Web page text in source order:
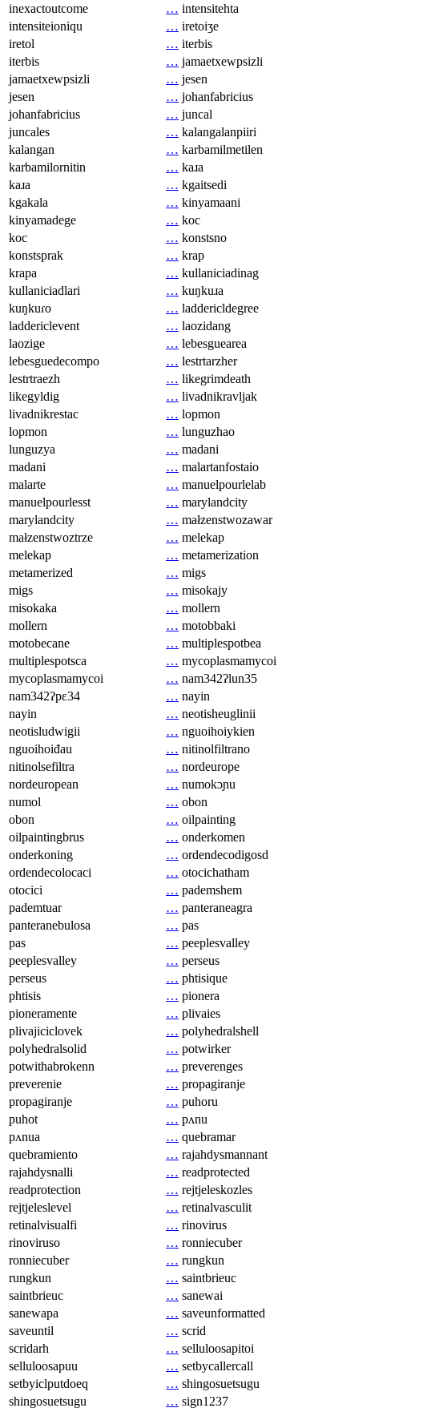
inexactoutcome
… intensitehta
intensiteioniqu
… iretoiʒe
iretol
… iterbis
iterbis
… jamaetxewpsizli
jamaetxewpsizli
… jesen
jesen
… johanfabricius
johanfabricius
… juncal
juncales
… kalangalanpiiri
kalangan
… karbamilmetilen
karbamilornitin
… kaɹa
kaɹa
… kgaitsedi
kgakala
… kinyamaani
kinyamadege
… koc
koc
… konstsno
konstsprak
… krap
krapa
… kullaniciadinag
kullaniciadlari
… kuŋkuɹa
kuŋkuɾo
… laddericldegree
laddericlevent
… laozidang
laozige
… lebesguearea
lebesguedecompo
… lestrtarzher
lestrtraezh
… likegrimdeath
likegyldig
… livadnikravljak
livadnikrestac
… lopmon
lopmon
… lunguzhao
lunguzya
… madani
madani
… malartanfostaio
malarte
… manuelpourlelab
manuelpourlesst
… marylandcity
marylandcity
… małzenstwozawar
małzenstwoztrze
… melekap
melekap
… metamerization
metamerized
… migs
migs
… misokajy
misokaka
… mollern
mollern
… motobbaki
motobecane
… multiplespotbea
multiplespotsca
… mycoplasmamycoi
mycoplasmamycoi
… nam342ʔlun35
nam342ʔpɛ34
… nayin
nayin
… neotisheuglinii
neotisludwigii
… nguoihoiykien
nguoihoiđau
… nitinolfiltrano
nitinolsefiltra
… nordeurope
nordeuropean
… numokɔɲu
numol
… obon
obon
… oilpainting
oilpaintingbrus
… onderkomen
onderkoning
… ordendecodigosd
ordendecolocaci
… otocichatham
otocici
… pademshem
pademtuar
… panteraneagra
panteranebulosa
… pas
pas
… peeplesvalley
peeplesvalley
… perseus
perseus
… phtisique
phtisis
… pionera
pioneramente
… plivaies
plivajiciclovek
… polyhedralshell
polyhedralsolid
… potwirker
potwithabrokenn
… preverenges
preverenie
… propagiranje
propagiranje
… puhoru
puhot
… pʌnu
pʌnua
… quebramar
quebramiento
… rajahdysmannant
rajahdysnalli
… readprotected
readprotection
… rejtjeleskozles
rejtjeleslevel
… retinalvasculit
retinalvisualfi
… rinovirus
rinoviruso
… ronniecuber
ronniecuber
… rungkun
rungkun
… saintbrieuc
saintbrieuc
… sanewai
sanewapa
… saveunformatted
saveuntil
… scrid
scridarh
… selluloosapitoi
selluloosapuu
… setbycallercall
setbyiclputdoeq
… shingosuetsugu
shingosuetsugu
… sign1237